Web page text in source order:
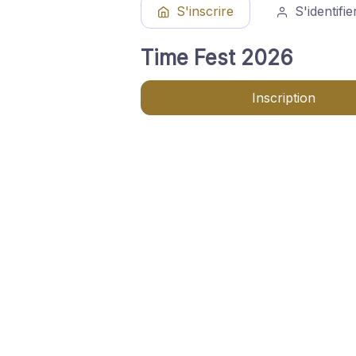
S'inscrire
Time Fest 2026
Inscription